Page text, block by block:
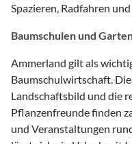
Spazieren, Radfahren
Baumschulen und
Ammerland gilt als
Baumschulwirtschaft.
Landschaftsbild und die
Pflanzenfreunde finden
und Veranstaltungen